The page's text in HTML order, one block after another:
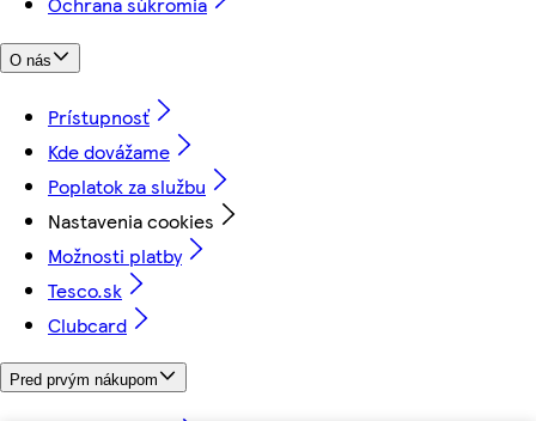
O nás
Prístupnosť
Kde dovážame
Poplatok za službu
Nastavenia cookies
Možnosti platby
Tesco.sk
Clubcard
Pred prvým nákupom